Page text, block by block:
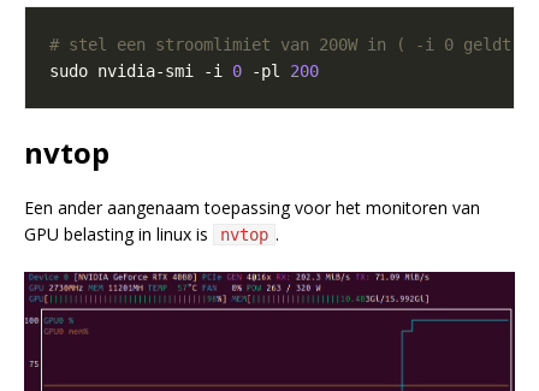
# stel een stroomlimiet van 200W in ( -i 0 geldt
sudo nvidia-smi -i 0 -pl 200
nvtop
Een ander aangenaam toepassing voor het monitoren van
GPU belasting in linux is
nvtop .